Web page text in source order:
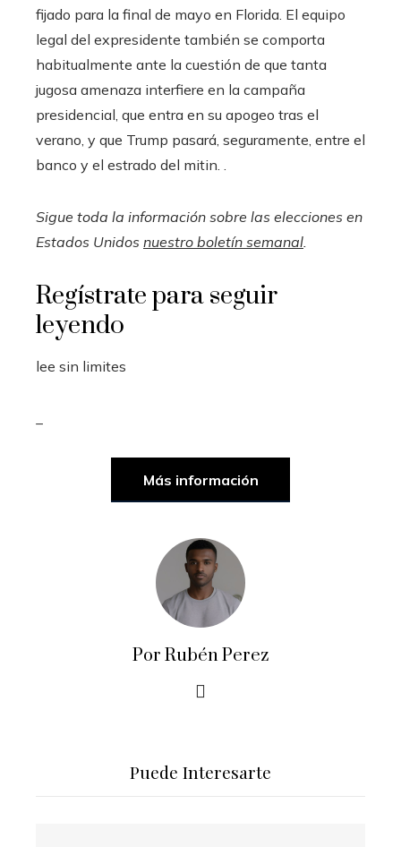
fijado para la final de mayo en Florida. El equipo
legal del expresidente también se comporta
habitualmente ante la cuestión de que tanta
jugosa amenaza interfiere en la campaña
presidencial, que entra en su apogeo tras el
verano, y que Trump pasará, seguramente, entre el
banco y el estrado del mitin. .
Sigue toda la información sobre las elecciones en
Estados Unidos nuestro boletín semanal.
Regístrate para seguir
leyendo
lee sin limites
Más información
Por Rubén Perez
Puede Interesarte